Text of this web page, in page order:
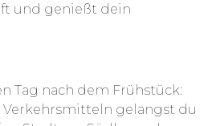
und genießt dein
Tag nach dem Frühstück:
gelangst du